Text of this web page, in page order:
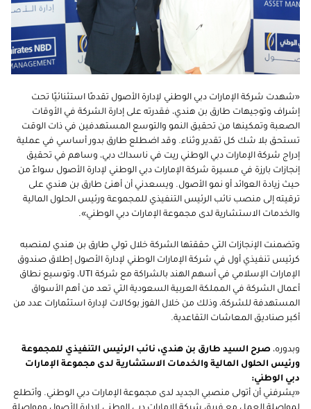
«شهدت شركة الإمارات دبي الوطني لإدارة الأصول تقدمًا استثنائيًا تحت
إشراف وتوجيهات طارق بن هندي، فقدرته على إدارة الشركة في الأوقات
الصعبة وتمكينها من تحقيق النمو والتوسع المستهدفين في ذات الوقت
تستحق بلا شك كل تقدير وثناء. وقد اضطلع طارق بدور أساسي في عملية
إدراج شركة الإمارات دبي الوطني ريت في ناسداك دبي، وساهم في تحقيق
إنجازات بارزة في مسيرة شركة الإمارات دبي الوطني لإدارة الأصول سواءً من
حيث زيادة العوائد أو نمو الأصول. ويسعدني أن أهنئ طارق بن هندي على
ترقيته إلى منصب نائب الرئيس التنفيذي للمجموعة ورئيس الحلول المالية
والخدمات الاستشارية لدى مجموعة الإمارات دبي الوطني».
وتضمنت الإنجازات التي حققتها الشركة خلال تولي طارق بن هندي لمنصبه
كرئيس تنفيذي أول في شركة الإمارات الوطني لإدارة الأصول إطلاق صندوق
الإمارات الإسلامي في أسهم الهند بالشراكة مع شركة UTI، وتوسيع نطاق
أعمال الشركة في المملكة العربية السعودية التي تعد من أهم الأسواق
المستهدفة للشركة، وذلك من خلال الفوز بوكالات لإدارة استثمارات عدد من
أكبر صناديق المعاشات التقاعدية.
وبدوره، صرح السيد طارق بن هندي، نائب الرئيس التنفيذي للمجموعة
ورئيس الحلول المالية والخدمات الاستشارية لدى مجموعة الإمارات
دبي الوطني:
«يشرفني أن أتولى منصبي الجديد لدى مجموعة الإمارات دبي الوطني. وأتطلع